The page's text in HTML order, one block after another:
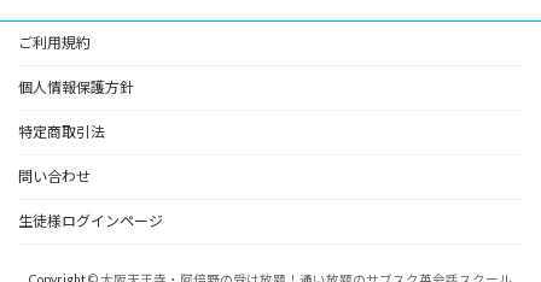
ご利用規約
個人情報保護方針
特定商取引法
問い合わせ
生徒様ログインページ